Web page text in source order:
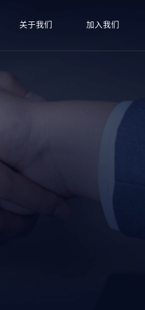
关于我们 加入我们